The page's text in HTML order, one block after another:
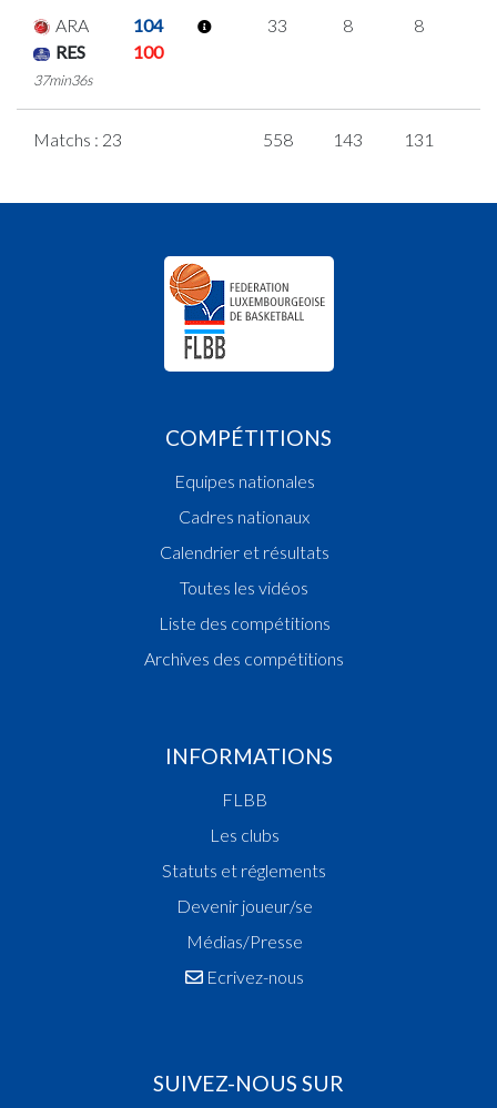
ARA
104
RES
100
37min36s
33 8 8
Matchs : 23 558 143 131
COMPÉTITIONS
Equipes nationales
Cadres nationaux
Calendrier et résultats
Toutes les vidéos
Liste des compétitions
Archives des compétitions
INFORMATIONS
FLBB
Les clubs
Statuts et réglements
Devenir joueur/se
Médias/Presse
Ecrivez-nous
SUIVEZ-NOUS SUR